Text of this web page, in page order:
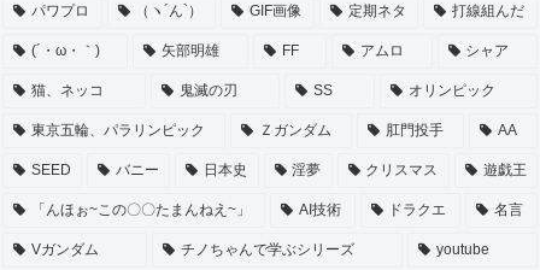
パワプロ （ヽ´ん`） GIF画像 定期ネタ 打線組んだ
(´・ω・｀) 矢部明雄 FF アムロ シャア
猫、ネッコ 鬼滅の刃 SS オリンピック
東京五輪、パラリンピック Ｚガンダム 肛門投手 AA
SEED バニー 日本史 淫夢 クリスマス 遊戯王
「んほぉ~この〇〇たまんねえ~」 AI技術 ドラクエ 名言
Vガンダム チノちゃんで学ぶシリーズ youtube